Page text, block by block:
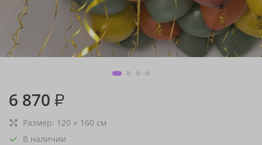
6 870 ₽
Размер: 120 × 160 см
В наличии